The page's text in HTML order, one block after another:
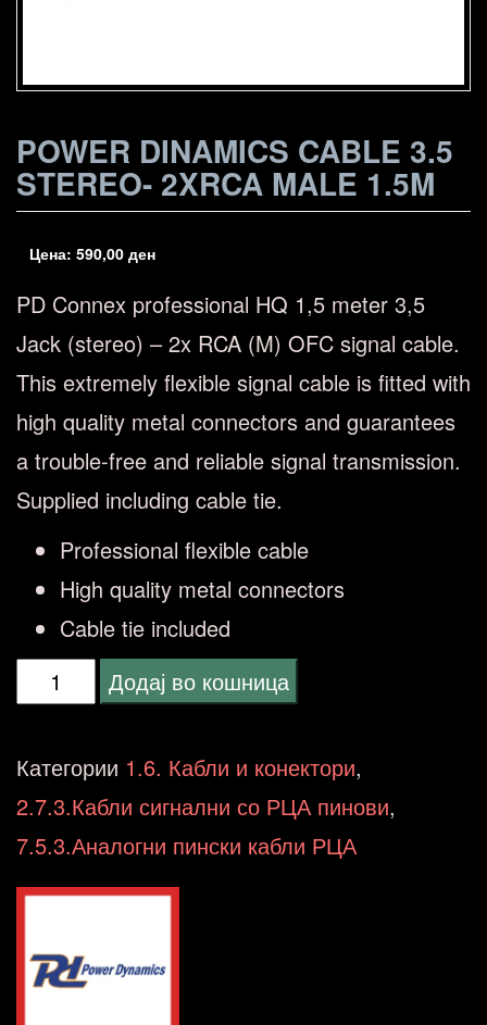
POWER DINAMICS CABLE 3.5
STEREO- 2XRCA MALE 1.5M
Цена: 590,00 ден
PD Connex professional HQ 1,5 meter 3,5
Jack (stereo) – 2x RCA (M) OFC signal cable.
This extremely flexible signal cable is fitted with
high quality metal connectors and guarantees
a trouble-free and reliable signal transmission.
Supplied including cable tie.
Professional flexible cable
High quality metal connectors
Cable tie included
POWER
Cable
3.5
Stereo-
1.5m
количина
Додај во кошница
Категории 1.6. Кабли и конектори,
2.7.3.Кабли сигнални со РЦА пинови,
7.5.3.Аналогни пински кабли РЦА